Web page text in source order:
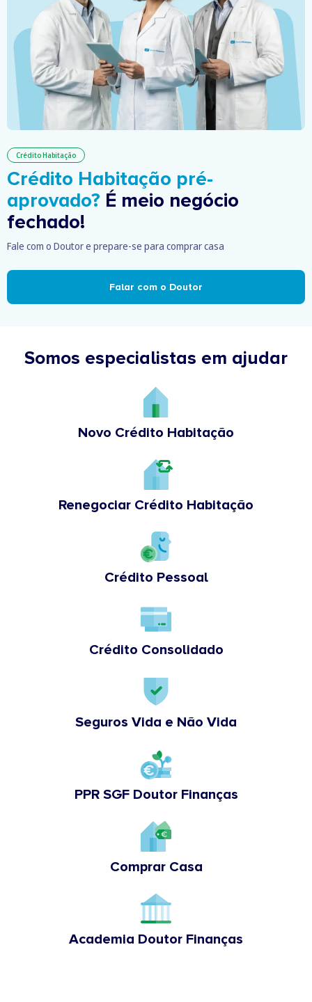
Crédito Habitação
Crédito Habitação pré-
aprovado? É meio negócio
fechado!
Fale com o Doutor e prepare-se para comprar casa
Falar com o Doutor
Somos especialistas em ajudar
Novo Crédito Habitação
Renegociar Crédito Habitação
Crédito Pessoal
Crédito Consolidado
Seguros Vida e Não Vida
PPR SGF Doutor Finanças
Comprar Casa
Academia Doutor Finanças